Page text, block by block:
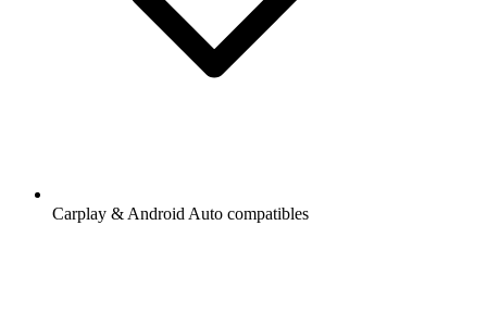
Carplay & Android Auto compatibles